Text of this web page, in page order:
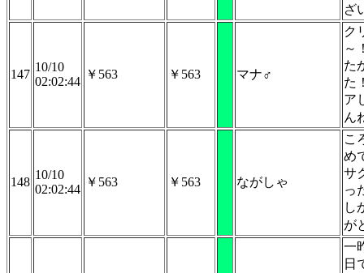
ざ
147
10/10
02:02:44
￥563 ￥563 マナ♂
ク
～
た
た
ア
ん
148
10/10
02:02:44
￥563 ￥563 ながしゃ
こ
め
サ
っ
し
が
一
日